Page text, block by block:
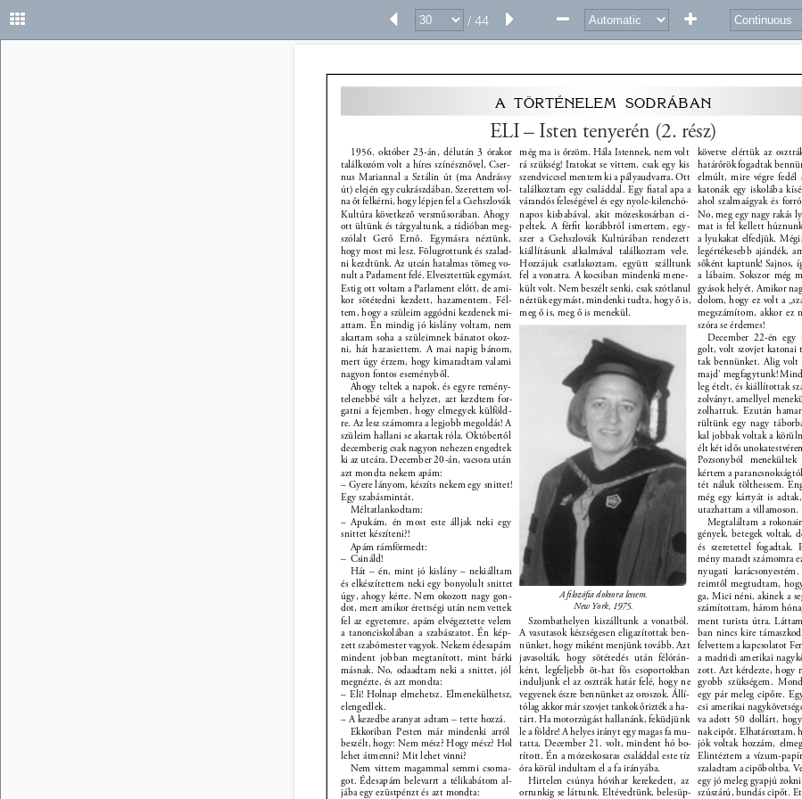
/ 44
A TÖRTÉNELEM SODRÁBAN
ELI – Isten tenyerén (2. rész)
1956. október 23-án, délután 3 órakor
találkozóm volt a híres színésznővel, Cser-
nus Mariannal a Sztálin út (ma Andrássy
út) elején egy cukrászdában. Szerettem vol-
na őt felkérni, hogy lépjen fel a Csehszlovák
Kultúra következő versműsorában. Ahogy
ott ültünk és tárgyaltunk, a rádióban meg-
szólalt Gerő Ernő. Egymásra néztünk,
hogy most mi lesz. Fölugrottunk és szalad-
ni kezdtünk. Az utcán hatalmas tömeg vo-
nult a Parlament felé. Elvesztettük egymást.
Estig ott voltam a Parlament előtt, de ami-
kor sötétedni kezdett, hazamentem. Fél-
tem, hogy a szüleim aggódni kezdenek mi-
attam. Én mindig jó kislány voltam, nem
akartam soha a szüleimnek bánatot okoz-
ni, hát hazasiettem. A mai napig bánom,
mert úgy érzem, hogy kimaradtam valami
nagyon fontos eseményből.
Ahogy teltek a napok, és egyre remény-
telenebbé vált a helyzet, azt kezdtem for-
gatni a fejemben, hogy elmegyek külföld-
re. Az lesz számomra a legjobb megoldás! A
szüleim hallani se akartak róla. Októbertől
decemberig csak nagyon nehezen engedtek
ki az utcára. December 20-án, vacsora után
azt mondta nekem apám:
– Gyere lányom, készíts nekem egy snittet!
Egy szabásmintát.
Méltatlankodtam:
– Apukám, én most este álljak neki egy
snittet készíteni?!
Apám rámförmedt:
– Csináld!
Hát – én, mint jó kislány – nekiálltam
és elkészítettem neki egy bonyolult snittet
úgy, ahogy kérte. Nem okozott nagy gon-
dot, mert amikor érettségi után nem vettek
fel az egyetemre, apám elvégeztette velem
a tanonciskolában a szabászatot. Én kép-
zett szabómester vagyok. Nekem édesapám
mindent jobban megtanított, mint bárki
másnak. No, odaadtam neki a snittet, jól
megnézte, és azt mondta:
– Eli! Holnap elmehetsz. Elmenekülhetsz,
elengedlek.
– A kezedbe aranyat adtam – tette hozzá.
Ekkoriban Pesten már mindenki arról
beszélt, hogy: Nem mész? Hogy mész? Hol
lehet átmenni? Mit lehet vinni?
Nem vittem magammal semmi csoma-
got. Édesapám belevarrt a télikabátom al-
jába egy ezüstpénzt és azt mondta:
még ma is őrzöm. Hála Istennek, nem volt
rá szükség! Iratokat se vittem, csak egy kis
szendviccsel mentem ki a pályaudvarra. Ott
találkoztam egy családdal. Egy ﬁatal apa a
várandós feleségével és egy nyolc-kilenchó-
napos kisbabával, akit mózeskosárban ci-
peltek. A férﬁt korábbról ismertem, egy-
szer a Csehszlovák Kultúrában rendezett
kiállításunk alkalmával találkoztam vele.
Hozzájuk csatlakoztam, együtt szálltunk
fel a vonatra. A kocsiban mindenki mene-
kült volt. Nem beszélt senki, csak szótlanul
néztük egymást, mindenki tudta, hogy ő is,
meg ő is, meg ő is menekül.
Szombathelyen kiszálltunk a vonatból.
A vasutasok készségesen eligazítottak ben-
nünket, hogy miként menjünk tovább. Azt
javasolták, hogy sötétedés után félórán-
ként, legfeljebb öt-hat fős csoportokban
induljunk el az osztrák határ felé, hogy ne
vegyenek észre bennünket az oroszok. Állí-
tólag akkor már szovjet tankok őrizték a ha-
tárt. Ha motorzúgást hallanánk, feküdjünk
le a földre! A helyes irányt egy magas fa mu-
tatta. December 21. volt, mindent hó bo-
rított. Én a mózeskosaras családdal este tíz
óra körül indultam el a fa irányába.
Hirtelen csúnya hóvihar kerekedett, az
orrunkig se láttunk. Eltévedtünk, belesüp-
követve elértük az
határőrök fogadtak
elmúlt, mire végre fedél
katonák egy iskolába
ahol szalmaágyak és
No, meg egy nagy rakás
mat is fel kellett
a lyukakat elfedjük.
legértékesebb ajándék,
sőként kaptunk! Sajnos,
a lábaim. Sokszor még
gyások helyét. Amikor
dolom, hogy ez volt a
megszámítom, akkor ez
szóra se érdemes!
December 22-én egy
golt, volt szovjet katonai
tak bennünket. Alig volt
majd’ megfagytunk!
leg ételt, és kiállítottak
zolványt, amellyel
zolhattuk. Ezután
rültünk egy nagy
kal jobbak voltak a
élt két idős
Pozsonyból
kértem a
tét náluk tölthessem.
még egy kártyát is
utazhattam a villamoson.
Megtaláltam a
gények, betegek voltak,
és szeretettel fogadtak.
mény maradt számomra
nyugati
reimtől megtudtam,
ga, Mici néni, akinek a
számítottam, három
ment turista útra.
ban nincs kire
felvettem a kapcsolatot
a madridi amerikai
zott. Azt kérdezte, hogy
gyobb szükségem.
egy pár meleg cipőre.
csi amerikai
va adott 50 dollárt, hogy
nak cipőt. Elhatároztam,
jók voltak hozzám,
Elintéztem a vízum-
szaladtam a cipőboltba.
egy jó meleg gyapjú
szúszárú, bundás cipőt.
A ﬁlozóﬁa doktora lettem.
New York, 1975.